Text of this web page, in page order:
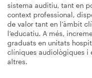
sistema auditiu, tant en
context professional,
de valor tant en l’àmbit
l’educatiu. A més,
graduats en unitats
clíniques audiològiques i
altres.